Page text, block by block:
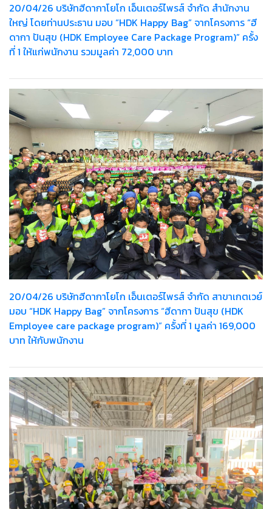
20/04/26 บริษัทฮีดากาโยโก เอ็นเตอร์ไพรส์ จำกัด สำนักงาน
ใหญ่ โดยท่านประธาน มอบ “HDK Happy Bag” จากโครงการ “ฮี
ดากา ปันสุข (HDK Employee Care Package Program)” ครั้ง
ที่ 1 ให้แก่พนักงาน รวมมูลค่า 72,000 บาท
20/04/26 บริษัทฮีดากาโยโก เอ็นเตอร์ไพรส์ จำกัด สาขาเกตเวย์
มอบ “HDK Happy Bag” จากโครงการ “ฮีดากา ปันสุข (HDK
Employee care package program)” ครั้งที่ 1 มูลค่า 169,000
บาท ให้กับพนักงาน